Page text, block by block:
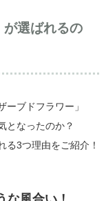
が選ばれるの
ブドフラワー」
となったのか？
る3つ理由をご紹介！